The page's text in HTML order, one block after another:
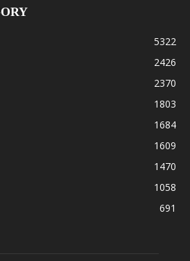
5322
2426
2370
1803
1684
1609
1470
1058
691